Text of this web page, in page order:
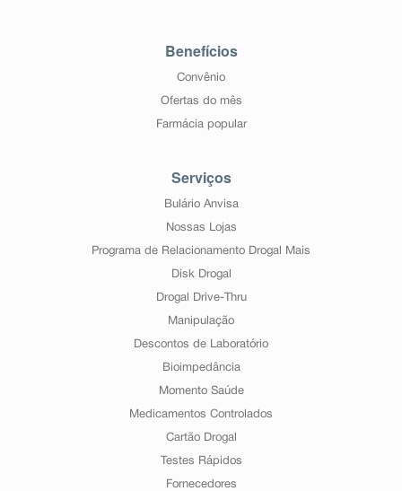
Benefícios
Convênio
Ofertas do mês
Farmácia popular
Serviços
Bulário Anvisa
Nossas Lojas
Programa de Relacionamento Drogal Mais
Disk Drogal
Drogal Drive-Thru
Manipulação
Descontos de Laboratório
Bioimpedância
Momento Saúde
Medicamentos Controlados
Cartão Drogal
Testes Rápidos
Fornecedores